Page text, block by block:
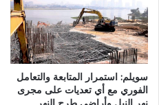
سويلم: استمرار المتابعة والتعامل
الفوري مع أي تعديات على مجرى